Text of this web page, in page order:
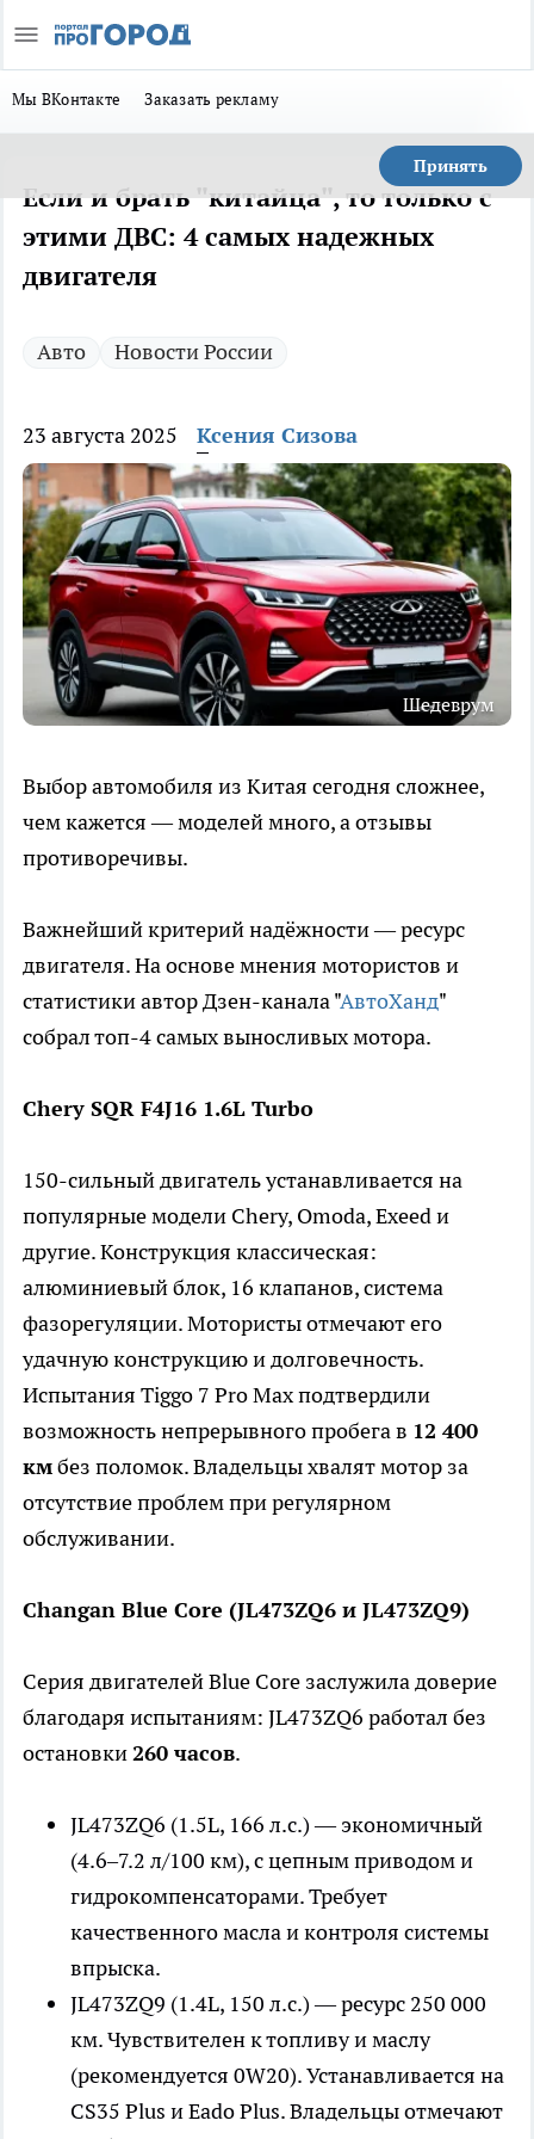
Мы ВКонтакте Заказать рекламу
Принять
Если и брать "китайца", то только с
этими ДВС: 4 самых надежных
двигателя
Авто Новости России
23 августа 2025 Ксения Сизова
Шедеврум
Выбор автомобиля из Китая сегодня сложнее,
чем кажется — моделей много, а отзывы
противоречивы.
Важнейший критерий надёжности — ресурс
двигателя. На основе мнения мотористов и
статистики автор Дзен-канала "АвтоХанд"
собрал топ-4 самых выносливых мотора.
Chery SQR F4J16 1.6L Turbo
150-сильный двигатель устанавливается на
популярные модели Chery, Omoda, Exeed и
другие. Конструкция классическая:
алюминиевый блок, 16 клапанов, система
фазорегуляции. Мотористы отмечают его
удачную конструкцию и долговечность.
Испытания Tiggo 7 Pro Max подтвердили
возможность непрерывного пробега в 12 400
кмбез поломок. Владельцы хвалят мотор за
отсутствие проблем при регулярном
обслуживании.
Changan Blue Core (JL473ZQ6 и JL473ZQ9)
Серия двигателей Blue Core заслужила доверие
благодаря испытаниям: JL473ZQ6 работал без
остановки260 часов.
JL473ZQ6 (1.5L, 166 л.с.) — экономичный
(4.6–7.2 л/100 км), с цепным приводом и
гидрокомпенсаторами. Требует
качественного масла и контроля системы
впрыска.
JL473ZQ9 (1.4L, 150 л.с.) — ресурс 250 000
км. Чувствителен к топливу и маслу
(рекомендуется 0W20). Устанавливается на
CS35 Plus и Eado Plus. Владельцы отмечают